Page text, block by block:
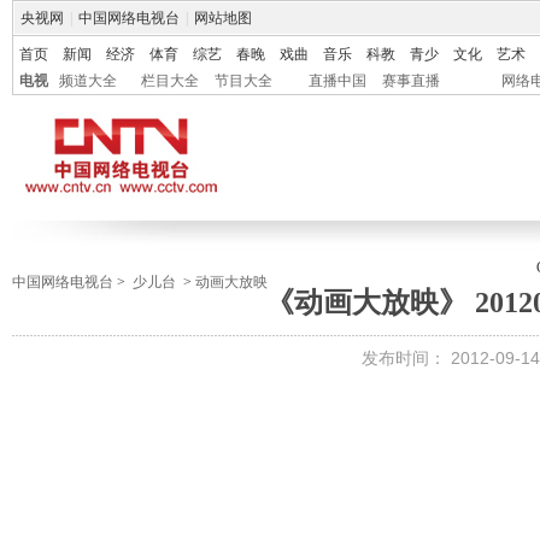
央视网 中国网络电视台 网站地图
首页 新闻 经济 体育 综艺 春晚 戏曲 音乐 科教 青少 文化
艺术
电视
频道大全 栏目大全 节目大全 直播中国 赛事直播 网络
中国网络电视台 > 少儿台 > 动画大放映
《动画大放映》
发布时间： 2012-09-